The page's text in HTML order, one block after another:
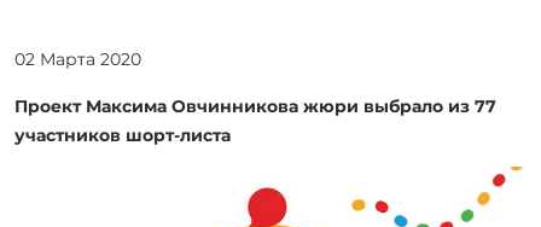
02 Марта 2020
Проект Максима Овчинникова жюри выбрало из 77
участников шорт-листа